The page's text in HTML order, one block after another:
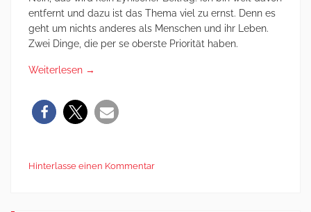
entfernt und dazu ist das Thema viel zu ernst. Denn es
geht um nichts anderes als Menschen und ihr Leben.
Zwei Dinge, die per se oberste Priorität haben.
Weiterlesen →
Hinterlasse einen Kommentar